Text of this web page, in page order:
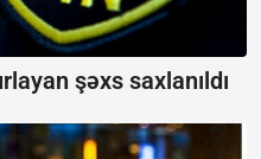
şəxs saxlanıldı